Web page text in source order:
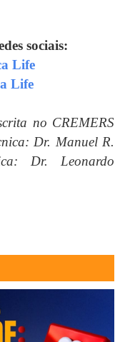
sociais:
Life
Life
no CREMERS
Dr. Manuel R.
Dr. Leonardo